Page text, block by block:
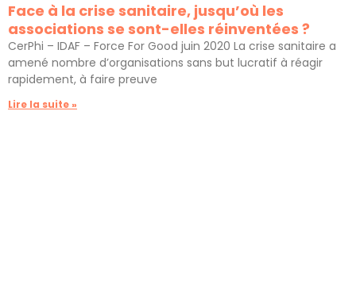
Face à la crise sanitaire, jusqu’où les
associations se sont-elles réinventées ?
CerPhi – IDAF – Force For Good juin 2020 La crise sanitaire a
amené nombre d’organisations sans but lucratif à réagir
rapidement, à faire preuve
Lire la suite »